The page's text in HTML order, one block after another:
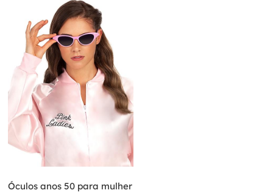
Óculos anos 50 para mulher